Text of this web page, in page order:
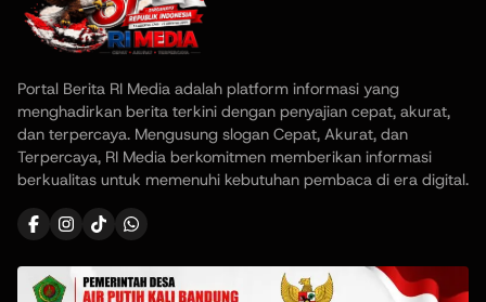
Portal Berita RI Media adalah platform informasi yang
menghadirkan berita terkini dengan penyajian cepat, akurat,
dan terpercaya. Mengusung slogan Cepat, Akurat, dan
Terpercaya, RI Media berkomitmen memberikan informasi
berkualitas untuk memenuhi kebutuhan pembaca di era digital.